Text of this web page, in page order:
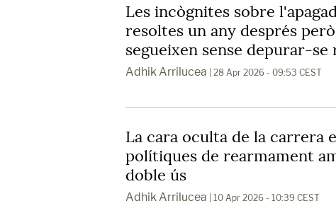
Les incògnites sobre
resoltes un any després
segueixen sense depurar-
Adhik Arrilucea | 28 Apr 2026 - 09:53 CEST
La cara oculta de la carrera
polítiques de rearmament
doble ús
Adhik Arrilucea | 10 Apr 2026 - 10:39 CEST